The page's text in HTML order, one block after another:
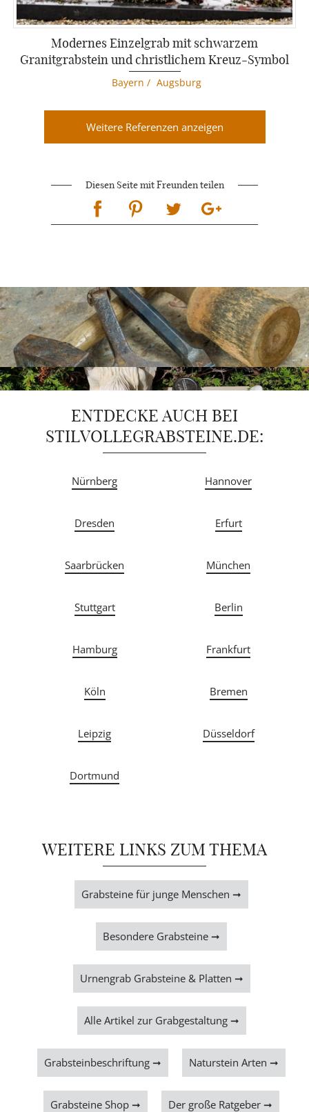
Modernes Einzelgrab mit schwarzem
Granitgrabstein und christlichem Kreuz-Symbol
Bayern / Augsburg
Weitere Referenzen anzeigen
Diesen Seite mit Freunden teilen
ENTDECKE AUCH BEI
STILVOLLEGRABSTEINE.DE:
Nürnberg Hannover
Dresden Erfurt
Saarbrücken München
Stuttgart Berlin
Hamburg Frankfurt
Köln Bremen
Leipzig Düsseldorf
Dortmund
WEITERE LINKS ZUM THEMA
Grabsteine für junge Menschen ➞
Besondere Grabsteine ➞
Urnengrab Grabsteine & Platten ➞
Alle Artikel zur Grabgestaltung ➞
Grabsteinbeschriftung ➞ Naturstein Arten ➞
Grabsteine Shop ➞ Der große Ratgeber ➞